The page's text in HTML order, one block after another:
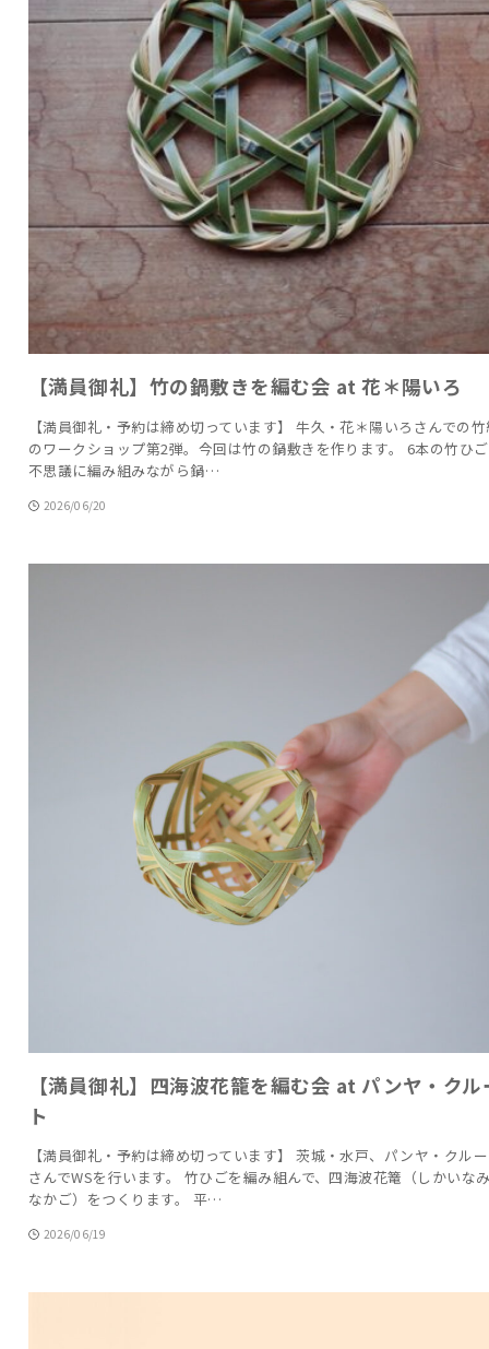
【満員御礼】竹の鍋敷きを編む会 at 花＊陽いろ
【満員御礼・予約は締め切っています】 牛久・花＊陽いろさんでの
のワークショップ第2弾。今回は竹の鍋敷きを作ります。 6本の竹ひ
不思議に編み組みながら鍋…
2026/06/20
【満員御礼】四海波花籠を編む会 at パンヤ・クル
ト
【満員御礼・予約は締め切っています】 茨城・水戸、パンヤ・クル
さんでWSを行います。 竹ひごを編み組んで、四海波花篭（しかいな
なかご）をつくります。 平…
2026/06/19